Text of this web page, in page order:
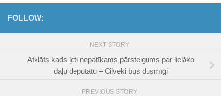
FOLLOW:
NEXT STORY
Atklāts kads ļoti nepatīkams pārsteigums par lielāko
daļu deputātu – Cilvēki būs dusmīgi
PREVIOUS STORY